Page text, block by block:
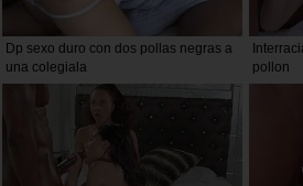
Dp sexo duro con dos pollas negras a
una colegiala
pollon